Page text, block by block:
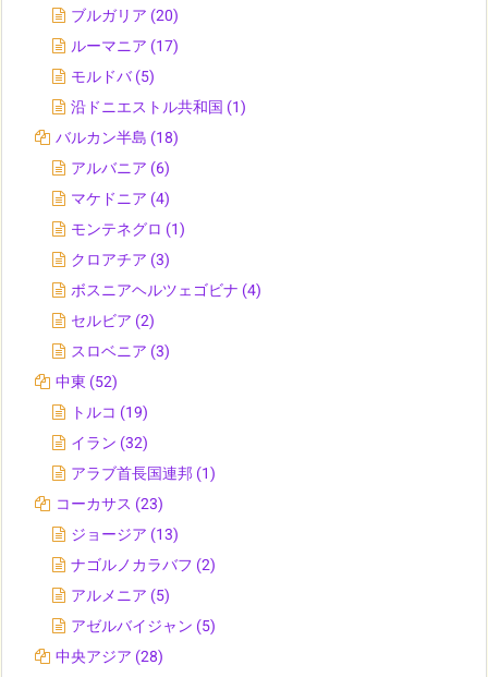
ブルガリア (20)
ルーマニア (17)
モルドバ(5)
沿ドニエストル共和国 (1)
バルカン半島 (18)
アルバニア (6)
マケドニア (4)
モンテネグロ (1)
クロアチア (3)
ボスニアヘルツェゴビナ (4)
セルビア (2)
スロベニア (3)
中東 (52)
トルコ (19)
イラン (32)
アラブ首長国連邦 (1)
コーカサス (23)
ジョージア (13)
ナゴルノカラバフ (2)
アルメニア (5)
アゼルバイジャン (5)
中央アジア (28)